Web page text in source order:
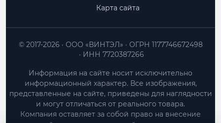
Карта сайта
ООО «ВИНТЭЛ»
ОГРН 1177746672498
ИНН 7720387266
© 2017-2026
Информация на сайте носит исключительно
информационный характер. Все изображения,
представленные на сайте, приведены для наглядности
и могут отличаться от реального товара.
Компания оставляет за собой право на внесение